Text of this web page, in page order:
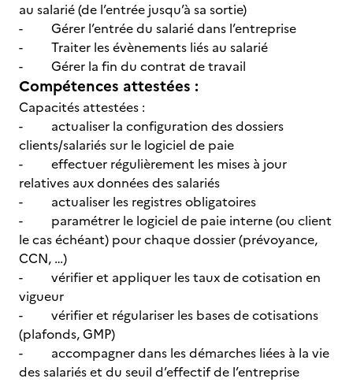
au salarié (de l’entrée jusqu’à sa sortie)
- Gérer l’entrée du salarié dans l’entreprise
- Traiter les évènements liés au salarié
- Gérer la fin du contrat de travail
Compétences attestées :
Capacités attestées :
- actualiser la configuration des dossiers
clients/salariés sur le logiciel de paie
- effectuer régulièrement les mises à jour
relatives aux données des salariés
- actualiser les registres obligatoires
- paramétrer le logiciel de paie interne (ou client
le cas échéant) pour chaque dossier (prévoyance,
CCN, …)
- vérifier et appliquer les taux de cotisation en
vigueur
- vérifier et régulariser les bases de cotisations
(plafonds, GMP)
- accompagner dans les démarches liées à la vie
des salariés et du seuil d’effectif de l’entreprise